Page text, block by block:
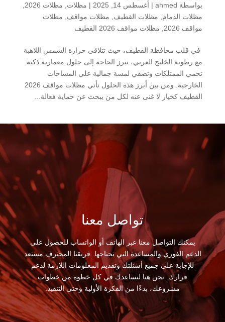
بواسطة ahmed
| أغسطس 14, 2025 | مظلات, مظلات 2026
,
مظلات الدمام, مظلات القطيف, مظلات مواقف, مظلات
مواقف 2026
, مظلات مواقف 2026 القطيف
في قلب محافظة القطيف، حيث تتلاقى حرارة الشمس اللاهبة
مع رطوبة الخليج العربي، تبرز الحاجة إلى حلول معمارية ذكية
تحمي الممتلكات وتضفي لمسة جمالية على المساحات
الخارجية. ومن بين أبرز هذه الحلول تأتي مظلات مواقف 2026
القطيف كخيار لا غنى عنه لكل من يبحث عن حماية فعالة...
تواصل معنا
يمكنك التواصل معنا عبر الهاتف أو الواتساب للحصول على
الدعم الفوري والمساعدة التي تحتاجها. فريقنا المحترف مستعد
للإجابة على جميع أسئلتك وتقديم المعلومات اللازمة لدعم
قرارك. نحن هنا لنساعدك في كل خطوة من خطوات
مشروعك، بدءًا من الفكرة الأولية وحتى التنفيذ.